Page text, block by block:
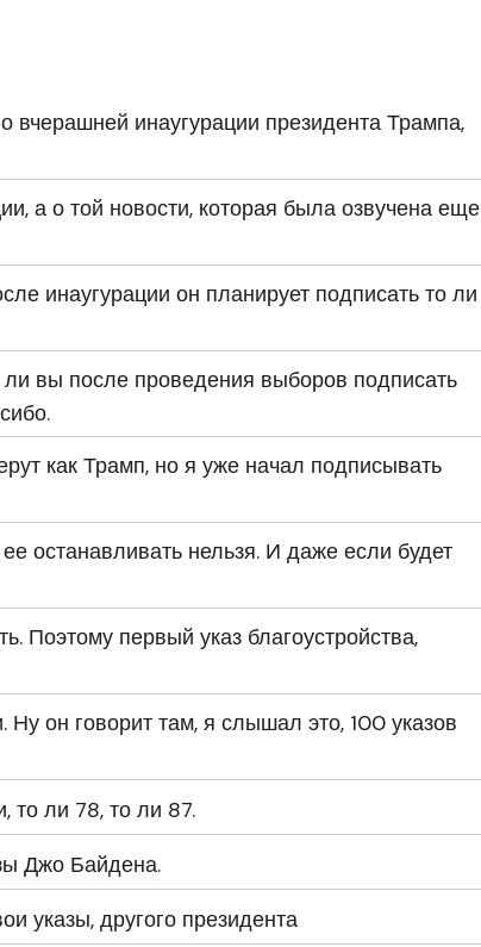
инаугурации президента Трампа,
а о той новости, которая была озвучена еще
инаугурации он планирует подписать то ли
вы после проведения выборов подписать
как Трамп, но я уже начал подписывать
останавливать нельзя. И даже если будет
Поэтому первый указ благоустройства,
Ну он говорит там, я слышал это, 100 указов
то ли 78, то ли 87.
Джо Байдена.
указы, другого президента